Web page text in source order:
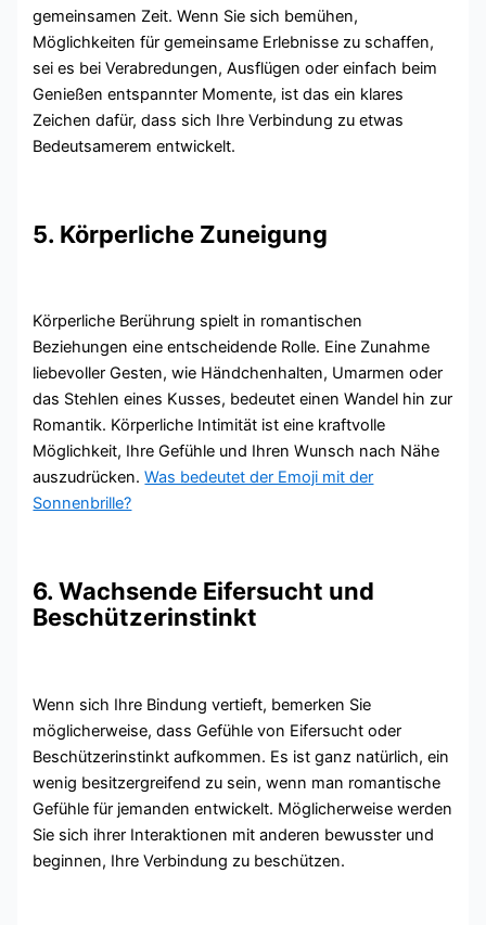
gemeinsamen Zeit. Wenn Sie sich bemühen,
Möglichkeiten für gemeinsame Erlebnisse zu schaffen,
sei es bei Verabredungen, Ausflügen oder einfach beim
Genießen entspannter Momente, ist das ein klares
Zeichen dafür, dass sich Ihre Verbindung zu etwas
Bedeutsamerem entwickelt.
5. Körperliche Zuneigung
Körperliche Berührung spielt in romantischen
Beziehungen eine entscheidende Rolle. Eine Zunahme
liebevoller Gesten, wie Händchenhalten, Umarmen oder
das Stehlen eines Kusses, bedeutet einen Wandel hin zur
Romantik. Körperliche Intimität ist eine kraftvolle
Möglichkeit, Ihre Gefühle und Ihren Wunsch nach Nähe
auszudrücken.Was bedeutet der Emoji mit der
Sonnenbrille?
6. Wachsende Eifersucht und
Beschützerinstinkt
Wenn sich Ihre Bindung vertieft, bemerken Sie
möglicherweise, dass Gefühle von Eifersucht oder
Beschützerinstinkt aufkommen. Es ist ganz natürlich, ein
wenig besitzergreifend zu sein, wenn man romantische
Gefühle für jemanden entwickelt. Möglicherweise werden
Sie sich ihrer Interaktionen mit anderen bewusster und
beginnen, Ihre Verbindung zu beschützen.